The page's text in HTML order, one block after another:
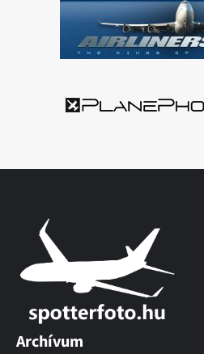
Archívum